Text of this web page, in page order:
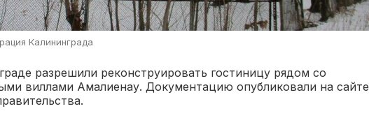
Калининграда
разрешили реконструировать гостиницу рядом со
виллами Амалиенау. Документацию опубликовали на сайте